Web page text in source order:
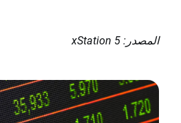
المصدر: xStation 5